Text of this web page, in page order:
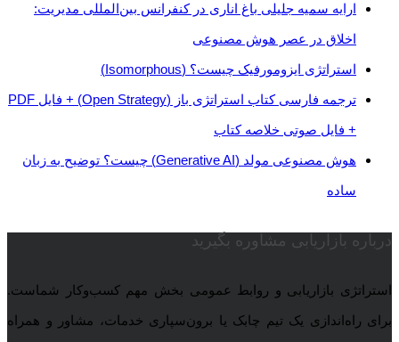
ارايه سمیه جلیلی باغ اناری در کنفرانس بین‌المللی مدیریت:
اخلاق در عصر هوش مصنوعی
استراتژی‌ ایزومورفیک چیست؟ (Isomorphous)
ترجمه فارسی کتاب استراتژی باز (Open Strategy) + فایل PDF
+ فایل صوتی خلاصه کتاب
هوش مصنوعی مولد (Generative AI) چیست؟ توضیح به زبان
ساده
درباره بازاریابی مشاوره بگیرید
استراتژی بازاریابی و روابط عمومی بخش مهم کسب‌وکار شماست.
برای راه‌اندازی یک تیم چابک یا برون‌سپاری خدمات، مشاور و همراه